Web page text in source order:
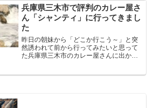
に小さくて、食器や食べ物が落ちそうな
ほどでした。（笑）そし...
兵庫県三木市で評判のカレー屋さ
ん「シャンティ」に行ってきまし
た
昨日の朝妹から「どこか行こう～」と突
然誘われて前から行ってみたいと思って
た兵庫県三木市のカレー屋さんに出かけ